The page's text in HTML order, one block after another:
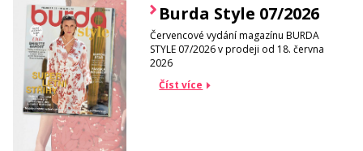
Burda Style 07/2026
Červencové vydání magazínu BURDA
STYLE 07/2026 v prodeji od 18. června
2026
Číst více